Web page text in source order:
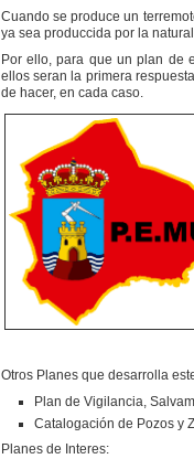
Cuando se produce un
ya sea produccida por la
Por ello, para que un plan de
ellos seran la primera
de hacer, en cada caso.
Otros Planes que desarrolla
Plan de Vigilancia,
Catalogación de Pozos y
Planes de Interes: